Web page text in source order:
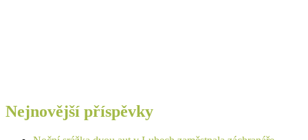
Nejnovější příspěvky